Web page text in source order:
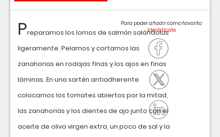
Preparamos los lomos de salmón salándolas
ligeramente. Pelamos y cortamos las
zanahorias en rodajas finas y los ajos en finas
láminas. En una sartén antiadherente
colocamos los tomates abiertos por la mitad,
las zanahorias y los dientes de ajo junto con el
aceite de oliva virgen extra, un poco de sal y la
Para poder añadir como favorito